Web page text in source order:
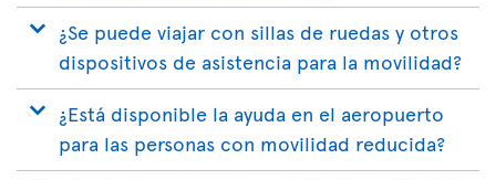
¿Se puede viajar con sillas de ruedas y otros
dispositivos de asistencia para la movilidad?
¿Está disponible la ayuda en el aeropuerto
para las personas con movilidad reducida?